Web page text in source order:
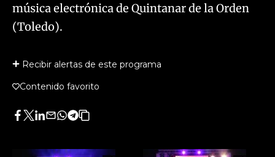
música electrónica de Quintanar de la Orden
(Toledo).
Recibir alertas de este programa
Contenido favorito
Facebook
Twitter
LinkedIn
Enviar
Whatsapp
Telegram
Copiar
artículo